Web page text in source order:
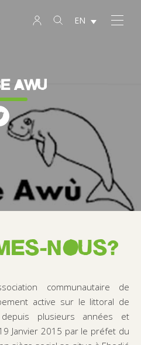
EN
AWU
NOUS?
communautaire de
active sur le littoral de
depuis plusieurs années et
Janvier 2015 par le préfet du